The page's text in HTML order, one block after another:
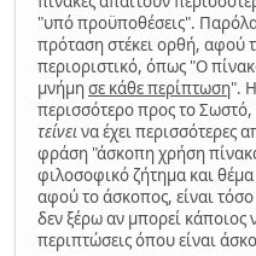
"υπό προϋποθέσεις".
πρόταση στέκει ορθή, αφού
περιοριστικό, όπως "Ο
μνήμησε κάθε περίπτωση".
περισσότερο προς το
τείνεινα έχει περισσότερες
φράση "άσκοπη χρήση
φιλοσοφικό ζήτημα και
αφού το άσκοπος, είναι
δεν ξέρω αν μπορεί κάποιος
περιπτώσεις όπου είναι